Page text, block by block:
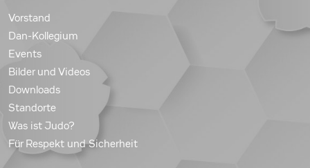
Vorstand
Dan-Kollegium
Events
Bilder und Videos
Downloads
Standorte
Was ist Judo?
Für Respekt und Sicherheit